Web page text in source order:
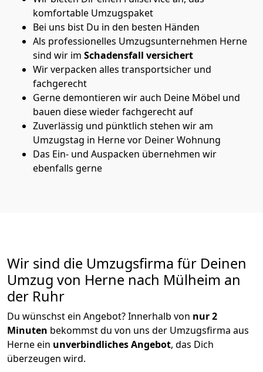
komfortable Umzugspaket
Bei uns bist Du in den besten Händen
Als professionelles Umzugsunternehmen Herne
sind wir im Schadensfall versichert
Wir verpacken alles transportsicher und
fachgerecht
Gerne demontieren wir auch Deine Möbel und
bauen diese wieder fachgerecht auf
Zuverlässig und pünktlich stehen wir am
Umzugstag in Herne vor Deiner Wohnung
Das Ein- und Auspacken übernehmen wir
ebenfalls gerne
Wir sind die Umzugsfirma für Deinen
Umzug von Herne nach Mülheim an
der Ruhr
Du wünschst ein Angebot? Innerhalb von nur 2
Minuten bekommst du von uns der Umzugsfirma aus
Herne ein unverbindliches Angebot, das Dich
überzeugen wird.